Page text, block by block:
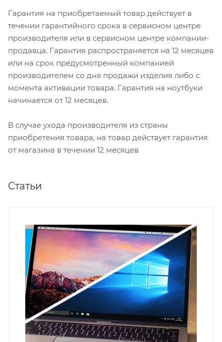
Гарантия на приобретаемый товар действует в
течении гарантийного срока в сервисном центре
производителя или в сервисном центре компании-
продавца. Гарантия распространяется на 12 месяцев
или на срок предусмотренный компанией
производителем со дня продажи изделия либо с
момента активации товара. Гарантия на ноутбуки
начинается от 12 месяцев.
В случае ухода производителя из страны
приобретения товара, на товар действует гарантия
от магазина в течении 12 месяцев
Статьи